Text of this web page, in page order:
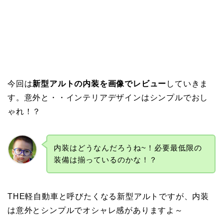
今回は新型アルトの内装を画像でレビュー していきま
す。意外と・・インテリアデザインはシンプルでおし
ゃれ！？
内装はどうなんだろうね~！必要最低限の
装備は揃っているのかな！？
THE軽自動車と呼びたくなる新型アルトですが、内装
は意外とシンプルでオシャレ感がありますよ～